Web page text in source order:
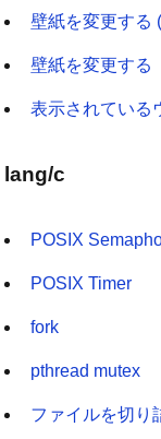
壁紙を変更する
壁紙を変更する
表示されている
lang/c
POSIX
POSIX Timer
fork
pthread mutex
ファイルを切り